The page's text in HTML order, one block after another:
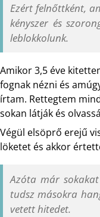
Ezért felnőttként,
kényszer és
leblokkolunk.
Amikor 3,5 éve
fognak nézni és
írtam. Rettegtem
sokan látják és
Végül elsöprő erejű
löketet és akkor
Azóta már
tudsz másokra
vetett hitedet.